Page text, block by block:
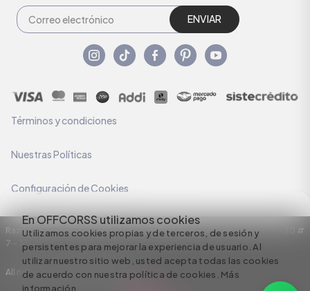
En OFFCORSS utilizamos cookies
Utilizamos cookies propias y de terceros, de sesión y
persistentes para mejorar la experiencia de usuario. Al
utilizar nuestro sitio web, usted acepta todas las cookies
de acuerdo con nuestra política de cookies. Más
información
ENVIAR
Términos y condiciones
Nuestras Políticas
Configuración de Cookies
Razón Social: C.I HERMECO S.A. NIT: 890924167-6 Dirección: Carrera 50 #
7 – 35
All rights reserved empowered by